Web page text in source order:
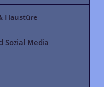
Haustüre
Sozial Media